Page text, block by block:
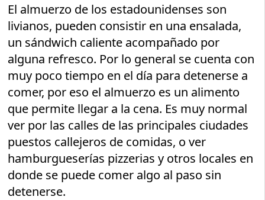
El almuerzo de los estadounidenses son
livianos, pueden consistir en una ensalada,
un sándwich caliente acompañado por
alguna refresco. Por lo general se cuenta con
muy poco tiempo en el día para detenerse a
comer, por eso el almuerzo es un alimento
que permite llegar a la cena. Es muy normal
ver por las calles de las principales ciudades
puestos callejeros de comidas, o ver
hamburgueserías pizzerias y otros locales en
donde se puede comer algo al paso sin
detenerse.